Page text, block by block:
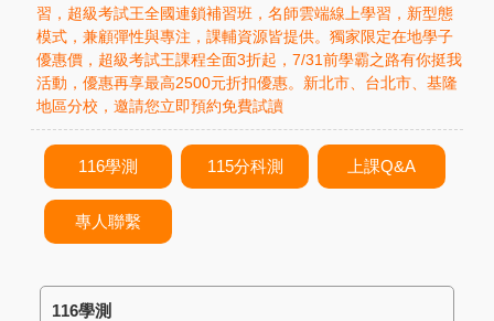
習，超級考試王全國連鎖補習班，名師雲端線上學習，新型態
模式，兼顧彈性與專注，課輔資源皆提供。獨家限定在地學子
優惠價，超級考試王課程全面3折起，7/31前學霸之路有你挺我
活動，優惠再享最高2500元折扣優惠。新北市、台北市、基隆
地區分校，邀請您立即預約免費試讀
116學測 115分科測 上課Q&A
專人聯繫
116學測